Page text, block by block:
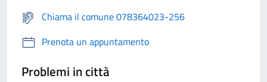
Chiama il comune 078364023-256
Prenota un appuntamento
Problemi in città